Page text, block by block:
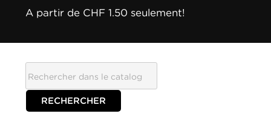
A partir de CHF 1.50 seulement!